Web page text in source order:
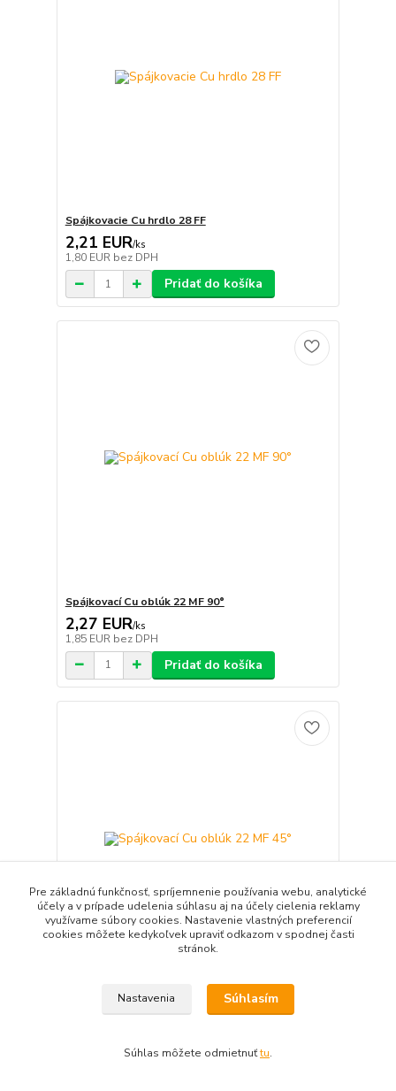
Spájkovacie Cu hrdlo 28 FF
2,21 EUR/ks
1,80 EUR bez DPH
Pridať do košíka
Spájkovací Cu oblúk 22 MF 90°
2,27 EUR/ks
1,85 EUR bez DPH
Pridať do košíka
Spájkovací Cu oblúk 22 MF 45°
2,27 EUR
1,85 EURbez DPH
Pridať do košíka
Pre základnú funkčnosť, spríjemnenie používania webu, analytické
účely a v prípade udelenia súhlasu aj na účely cielenia reklamy
využívame súbory cookies. Nastavenie vlastných preferencií
cookies môžete kedykoľvek upraviť odkazom v spodnej časti
stránok.
Nastavenia Súhlasím
Súhlas môžete odmietnuťtu.